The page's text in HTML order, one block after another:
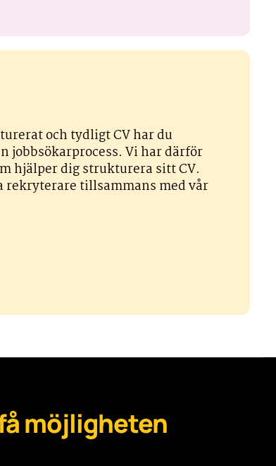
och tydligt CV har du
jobbsökarprocess. Vi har därför
hjälper dig strukturera sitt CV.
rekryterare tillsammans med vår
möjligheten